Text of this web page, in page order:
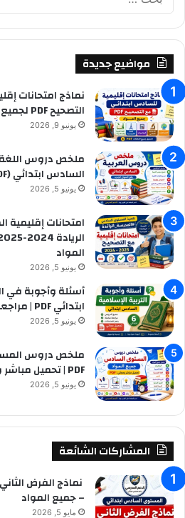
مواضيع جديدة
نماذج امتحانات
التصحيح PDF لجميع المواد
يونيو 9, 2026
ملخص دروس اللغة
السادس ابتدائي (PDF)
يونيو 5, 2026
امتحانات
المواد
يونيو 5, 2026
أسئلة وأجوبة في
ابتدائي PDF | مراجعة شاملة لجميع الدروس
يونيو 5, 2026
ملخص دروس
PDF | تحميل مباشر ومجاني
يونيو 5, 2026
المشاركات الشائعة
نماذج الفرض
– جميع المواد
مايو 5, 2026